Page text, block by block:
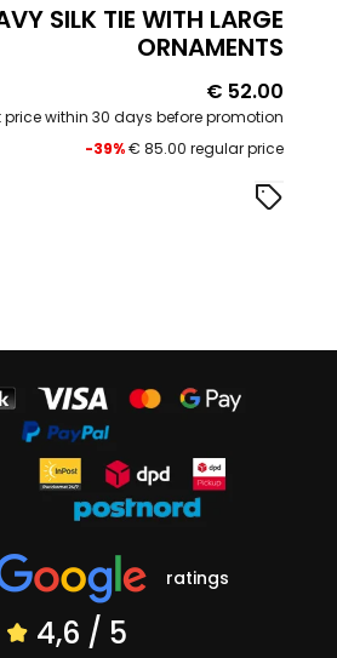
SILK TIE WITH LARGE
ORNAMENTS
Price
€ 52.00
within 30 days before promotion
-39%€ 85.00 regular price
ratings
4,6 / 5